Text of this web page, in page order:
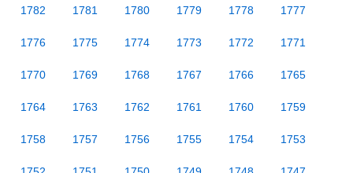
1782 1781 1780 1779 1778 1777
1776 1775 1774 1773 1772 1771
1770 1769 1768 1767 1766 1765
1764 1763 1762 1761 1760 1759
1758 1757 1756 1755 1754 1753